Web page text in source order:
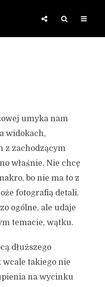
umyka nam
widokach,
z zachodzącym
właśnie. Nie chcę
bo nie ma to z
fotografią detali.
ogólne, ale udaje
temacie, wątku.
dłuższego
wcale takiego nie
na wycinku